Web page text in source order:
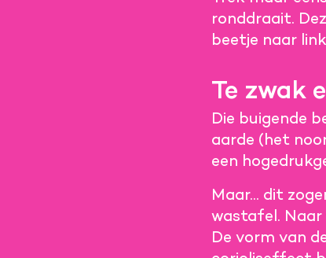
ronddraait.
beetje naar
Te zwak
Die buigende
aarde (het
een
Maar… dit
wastafel.
De vorm van